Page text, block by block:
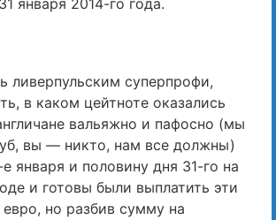
января 2014-го года.
ливерпульским суперпрофи,
в каком цейтноте оказались
вальяжно и пафосно (мы
вы — никто, нам все должны)
января и половину дня 31-го на
и готовы были выплатить эти
но разбив сумму на